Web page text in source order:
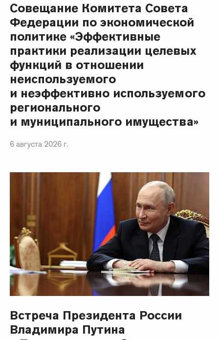
Совещание Комитета Совета
Федерации по экономической
политике «Эффективные
практики реализации целевых
функций в отношении
неиспользуемого
и неэффективно используемого
регионального
и муниципального имущества»
6 августа 2026 г.
Встреча Президента России
Владимира Путина